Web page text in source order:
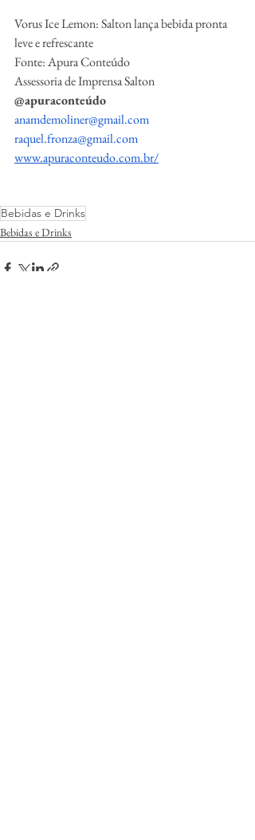
Vorus Ice Lemon: Salton lança bebida pronta
leve e refrescante
Fonte: Apura Conteúdo
Assessoria de Imprensa Salton
@apuraconteúdo
anamdemoliner@gmail.com
raquel.fronza@gmail.com
www.apuraconteudo.com.br/
Bebidas e Drinks
Bebidas e Drinks